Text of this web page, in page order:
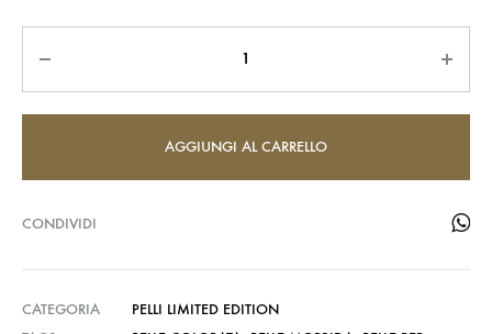
AGGIUNGI AL CARRELLO
CONDIVIDI
CATEGORIA
PELLI LIMITED EDITION